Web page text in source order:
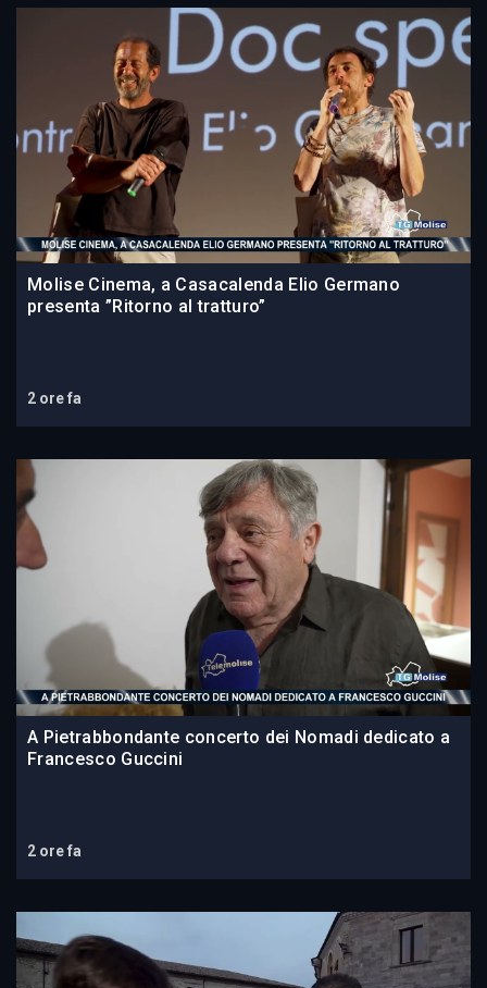
Molise Cinema, a Casacalenda Elio Germano
presenta ”Ritorno al tratturo”
2 ore fa
A Pietrabbondante concerto dei Nomadi dedicato a
Francesco Guccini
2 ore fa